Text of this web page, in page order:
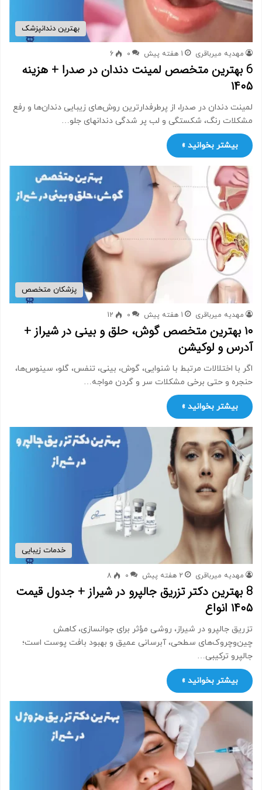
بهترین دندانپزشک
مهدیه میرباقری 1 هفته پیش 0
6
6 بهترین متخصص لمینت دندان در صدرا + هزینه
۱۴۰۵
لمینت دندان در صدرا، از پرطرفدارترین روش‌های زیبایی دندان‌ها و رفع
مشکلات رنگ، شکستگی و لب پر شدگی دندانهای جلو…
بیشتر بخوانید »
پزشکان متخصص
مهدیه میرباقری 1 هفته پیش 0
12
۱۰ بهترین متخصص گوش، حلق و بینی در شیراز +
آدرس و لوکیشن
اگر با اختلالات مرتبط با شنوایی، گوش، بینی، تنفس، گلو، سینوس‌ها،
حنجره و حتی برخی مشکلات سر و گردن مواجه…
بیشتر بخوانید »
خدمات زیبایی
مهدیه میرباقری 2 هفته پیش 0
8
8 بهترین دکتر تزریق جالپرو در شیراز + جدول قیمت
۱۴۰۵ انواع
تزریق جالپرو در شیراز، روشی مؤثر برای جوانسازی، کاهش
چین‌وچروک‌های سطحی، آبرسانی عمیق و بهبود بافت پوست است؛
جالپرو ترکیبی…
بیشتر بخوانید »